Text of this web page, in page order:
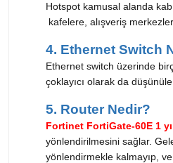
Hotspot kamusal alanda
kafelere, alışveriş
4. Ethernet Switch
Ethernet switch üzerinde
çoklayıcı olarak da
5. Router Nedir?
Fortinet FortiGate-60E 1
yönlendirilmesini sağlar.
yönlendirmekle kalmayıp,